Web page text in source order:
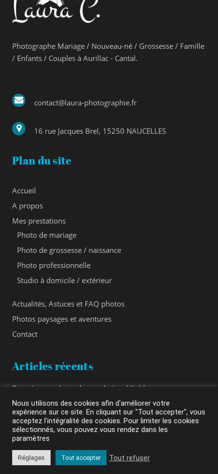
Photographe Mariage / Nouveau-né / Grossesse / Famille
/ Enfants / Couples à Aurillac - Cantal.
contact@laura-photographie.fr
16 rue Jacques Brel, 15250 NAUCELLES
Plan du site
Accueil
A propos
Mes prestations
Photo de mariage
Photo de grossesse / naissance
Photo professionnelle
Studio à domicile / extérieur
Actualités, Astuces et FAQ photos
Photos paysages et aventures
Contact
Articles récents
Des séances photo de couple inoubliables
L’importance des photos produits pour mon e-commerce
3 juin 2023
Conseils pour une séance photo de grossesse réussie
11 avril 2023
Nous utilisons des cookies afin d'améliorer votre
expérience sur ce site. En cliquant sur "Tout accepter", vous
acceptez l'intégralité des cookies. Pour limiter les cookies
sélectionnés, vous pouvez vous rendez dans les
paramètres
Réglages Tout accepter Tout refuser